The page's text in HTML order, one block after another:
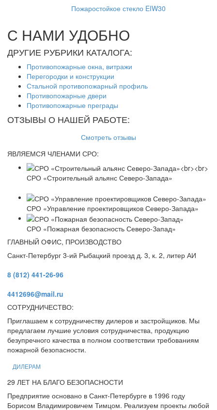
Пожаростойкое стекло EIW30
С НАМИ УДОБНО
ДРУГИЕ РУБРИКИ КАТАЛОГА:
Противопожарные окна, витражи
Перегородки и конструкции
Стальной противопожарный профиль
Противопожарные двери
Противопожарные преграды
ОТЗЫВЫ О НАШЕЙ РАБОТЕ:
Смотреть отзывы
ЯВЛЯЕМСЯ ЧЛЕНАМИ СРО:
СРО «Строительный альянс Северо-Запада»
СРО «Управление проектировщиков Северо-Запада»
СРО «Пожарная безопасность Северо-Запад»
ГЛАВНЫЙ ОФИС, ПРОИЗВОДСТВО
Санкт-Петербург 3-ий Рыбацкий проезд д. 3, к. 2, литер АИ
8 (812) 441-26-96
4412696@mail.ru
СОТРУДНИЧЕСТВО:
Приглашаем к сотрудничеству дилеров и застройщиков. Мы
предлагаем лучшие условия сотрудничества, продукцию
безупречного качества в полном соответствии требованиям
пожарной безопасности.
ДИЛЕРАМ
29 ЛЕТ НА БЛАГО БЕЗОПАСНОСТИ
Предприятие основано в Санкт-Петербурге в 1996 году
Борисом Владимировичем Тимцом. Реализуем проекты любой